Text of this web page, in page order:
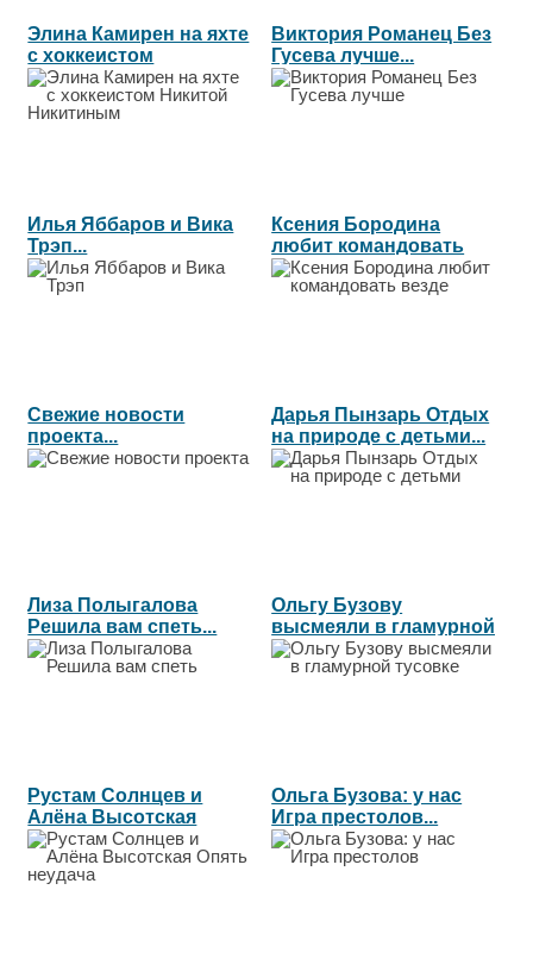
Элина Камирен на яхте
с хоккеистом
Никитой...
Виктория Романец Без
Гусева лучше...
Илья Яббаров и Вика
Трэп...
Ксения Бородина
любит командовать
везде...
Свежие новости
проекта...
Дарья Пынзарь Отдых
на природе с детьми...
Лиза Полыгалова
Решила вам спеть...
Ольгу Бузову
высмеяли в гламурной
тусовке...
Рустам Солнцев и
Алёна Высотская
Опять неудача...
Ольга Бузова: у нас
Игра престолов...